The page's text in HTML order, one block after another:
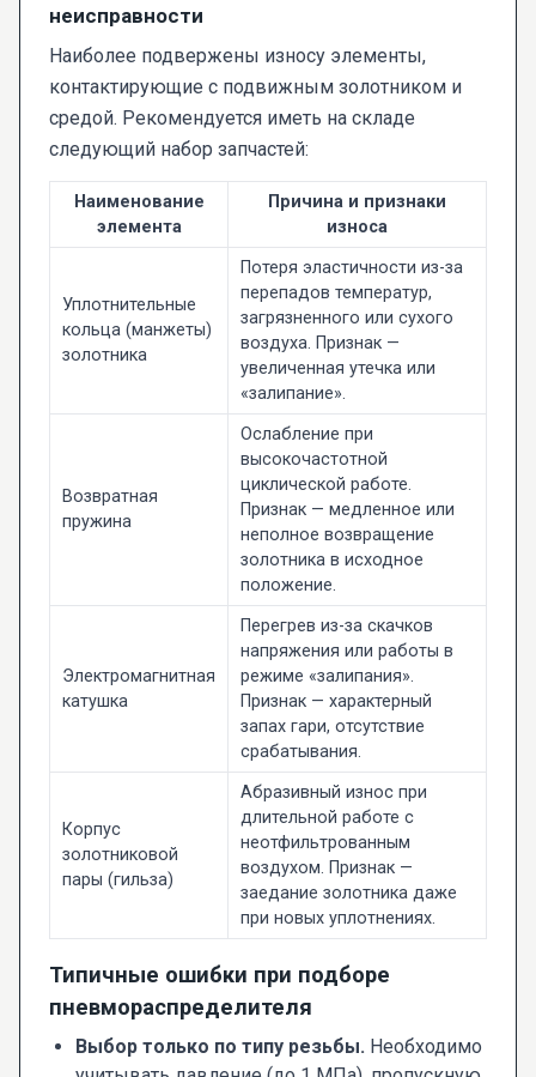
неисправности
Наиболее подвержены износу элементы,
контактирующие с подвижным золотником и
средой. Рекомендуется иметь на складе
следующий набор запчастей:
Наименование
элемента
Причина и признаки
износа
Уплотнительные
кольца (манжеты)
золотника
Потеря эластичности из-за
перепадов температур,
загрязненного или сухого
воздуха. Признак —
увеличенная утечка или
«залипание».
Возвратная
пружина
Ослабление при
высокочастотной
циклической работе.
Признак — медленное или
неполное возвращение
золотника в исходное
положение.
Электромагнитная
катушка
Перегрев из-за скачков
напряжения или работы в
режиме «залипания».
Признак — характерный
запах гари, отсутствие
срабатывания.
Корпус
золотниковой
пары (гильза)
Абразивный износ при
длительной работе с
неотфильтрованным
воздухом. Признак —
заедание золотника даже
при новых уплотнениях.
Типичные ошибки при подборе
пневмораспределителя
Выбор только по типу резьбы. Необходимо